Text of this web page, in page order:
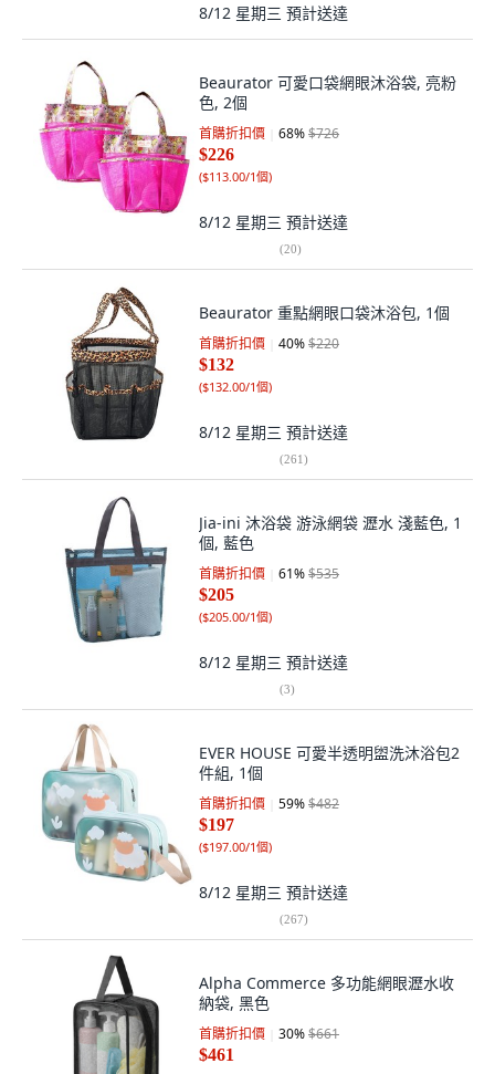
8/12 星期三 預計送達
Beaurator 可愛口袋網眼沐浴袋, 亮粉
色, 2個
首購折扣價 68%$726
$226
($113.00/1個)
8/12 星期三 預計送達
(20)
Beaurator 重點網眼口袋沐浴包, 1個
首購折扣價 40%$220
$132
($132.00/1個)
8/12 星期三 預計送達
(261)
Jia-ini 沐浴袋 游泳網袋 瀝水 淺藍色, 1
個, 藍色
首購折扣價 61%$535
$205
($205.00/1個)
8/12 星期三 預計送達
(3)
EVER HOUSE 可愛半透明盥洗沐浴包2
件組, 1個
首購折扣價 59%$482
$197
($197.00/1個)
8/12 星期三 預計送達
(267)
Alpha Commerce 多功能網眼瀝水收
納袋, 黑色
首購折扣價 30%$661
$461